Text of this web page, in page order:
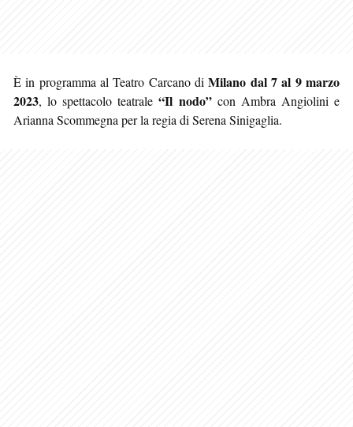
È in programma al Teatro Carcano diMilano dal 7 al 9 marzo
2023, lo spettacolo teatrale“Il nodo”con Ambra Angiolini e
Arianna Scommegna per la regia di Serena Sinigaglia.